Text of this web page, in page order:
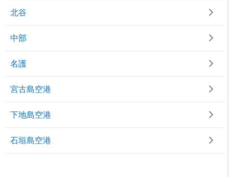
北谷
中部
名護
宮古島空港
下地島空港
石垣島空港